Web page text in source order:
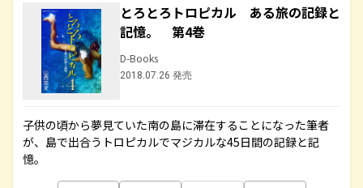
とろとろトロピカル ある旅の記録と
記憶。 第4巻
D-Books
2018.07.26 発売
子供の頃から夢見ていた南の島に滞在することになった筆者
が、島で出合うトロピカルでマジカルな45日間の記録と記
憶。